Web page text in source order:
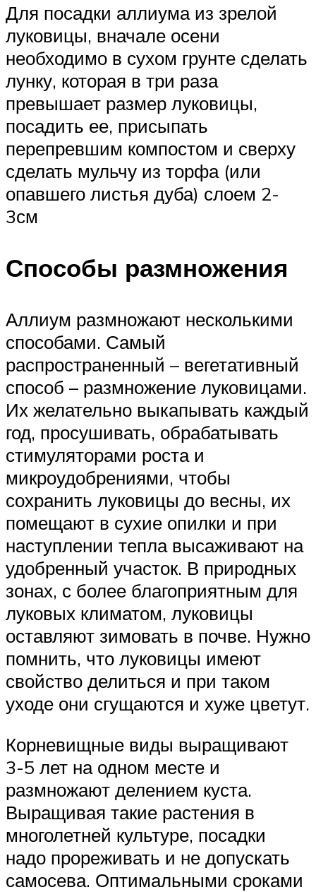
Для посадки аллиума из зрелой
луковицы, вначале осени
необходимо в сухом грунте сделать
лунку, которая в три раза
превышает размер луковицы,
посадить ее, присыпать
перепревшим компостом и сверху
сделать мульчу из торфа (или
опавшего листья дуба) слоем 2-
3см
Способы размножения
Аллиум размножают несколькими
способами. Самый
распространенный – вегетативный
способ – размножение луковицами.
Их желательно выкапывать каждый
год, просушивать, обрабатывать
стимуляторами роста и
микроудобрениями, чтобы
сохранить луковицы до весны, их
помещают в сухие опилки и при
наступлении тепла высаживают на
удобренный участок. В природных
зонах, с более благоприятным для
луковых климатом, луковицы
оставляют зимовать в почве. Нужно
помнить, что луковицы имеют
свойство делиться и при таком
уходе они сгущаются и хуже цветут.
Корневищные виды выращивают
3-5 лет на одном месте и
размножают делением куста.
Выращивая такие растения в
многолетней культуре, посадки
надо прореживать и не допускать
самосева. Оптимальными сроками